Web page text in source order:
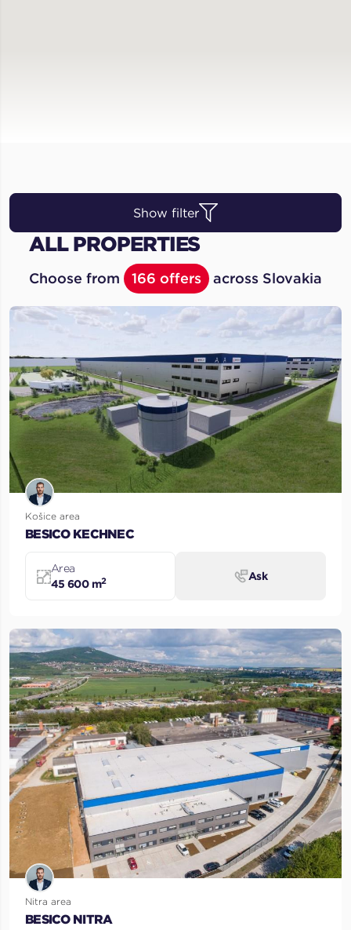
Show filter
ALL PROPERTIES
Choose from 166 offers across Slovakia
Košice area
BESICO KECHNEC
Area
45 600 m2 Ask
Nitra area
BESICO NITRA